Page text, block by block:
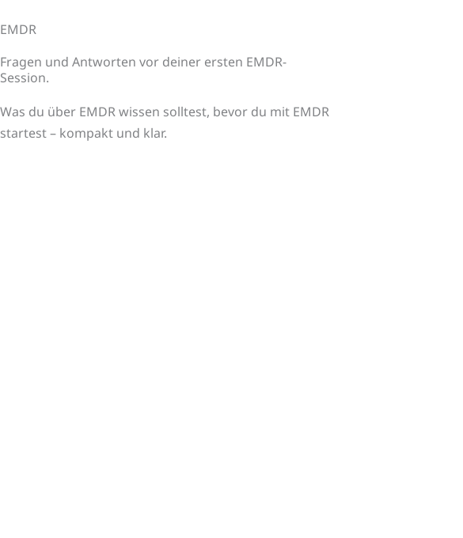
EMDR
Fragen und Antworten vor deiner ersten EMDR-
Session.
Was du über EMDR wissen solltest, bevor du mit EMDR
startest – kompakt und klar.